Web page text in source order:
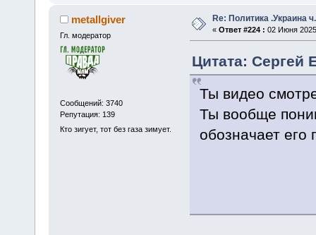
metallgiver
Гл. модератор
Сообщений: 3740
Репутация: 139
Кто зигует, тот без газа зимует.
Re: Политика .Украина
« Ответ #224 : 02 Июня
Цитата: Сергей
Ты видео
Ты вообще
обозначает его